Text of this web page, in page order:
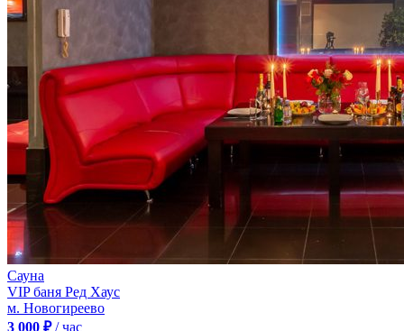
Сауна
VIP баня Ред Хаус
м. Новогиреево
3 000 ₽/ час